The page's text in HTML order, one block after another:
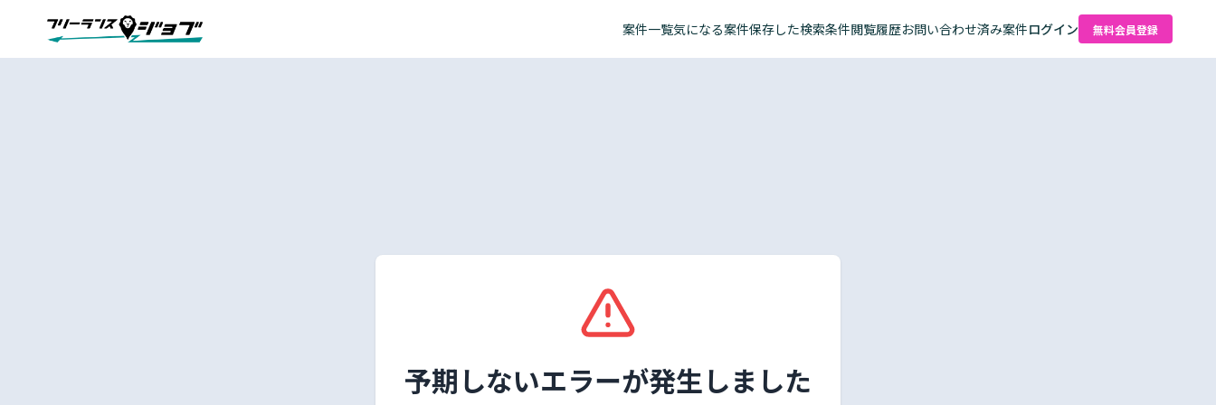
案件一覧気になる案件保存した検索条件閲覧履歴お問い合わせ済み案件ログイン 無料会員登録
予期しないエラーが発生しました